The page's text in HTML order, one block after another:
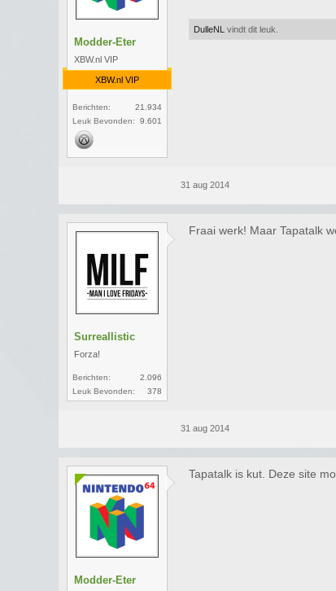
Modder-Eter
XBW.nl VIP
XBW.nl VIP
Berichten:
21.934
Leuk Bevonden:
9.601
31 aug 2014
DulleNL vindt dit leuk.
Surreallistic
Forza!
Berichten:
2.096
Leuk Bevonden:
378
Fraai werk! Maar Tapatalk
31 aug 2014
Modder-Eter
Tapatalk is kut. Deze site